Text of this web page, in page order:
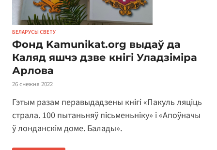
БЕЛАРУСЫ СВЕТУ
Фонд Kamunikat.org выдаў да
Каляд яшчэ дзве кнігі Уладзіміра
Арлова
26 снежня 2022
Гэтым разам перавыдадзены кнігі «Пакуль ляціць
страла. 100 пытаньняў пісьменьніку» і «Апоўначы
ў лонданскім доме. Балады».